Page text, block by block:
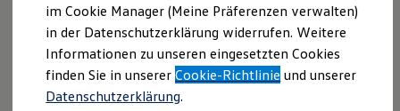
Aktuelle Angebote
E-Auto-Förderung
Volkswagen Marktplatz
Die ENERGY Sondermodelle
Junge Gebrauchtwagen und Gebrauchtwagen
Volkswagen Zertifizierte Gebrauchtwagen
Elektromobilität bei Gebrauchtwagen
im Cookie Manager (Meine Präferenzen verwalten)
in der Datenschutzerklärung widerrufen. Weitere
Informationen zu unseren eingesetzten Cookies
finden Sie in unsererCookie-Richtlinie und unserer
Datenschutzerklärung.